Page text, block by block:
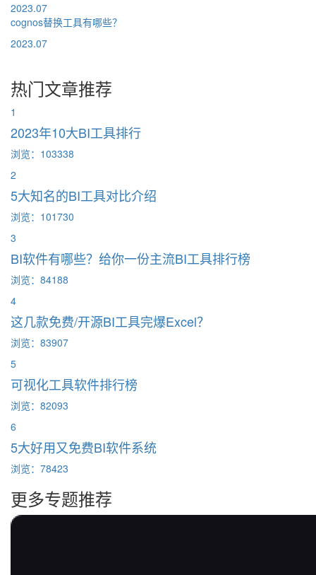
2023.07
cognos替换工具有哪些？
2023.07
热门文章推荐
1
2023年10大BI工具排行
浏览：103338
2
5大知名的BI工具对比介绍
浏览：101730
3
BI软件有哪些？给你一份主流BI工具排行榜
浏览：84188
4
这几款免费/开源BI工具完爆Excel？
浏览：83907
5
可视化工具软件排行榜
浏览：82093
6
5大好用又免费BI软件系统
浏览：78423
更多专题推荐